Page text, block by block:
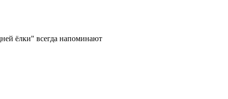
ёлки" всегда напоминают